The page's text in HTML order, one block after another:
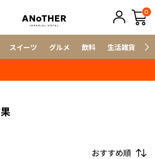
0
スイーツ グルメ 飲料 生活雑貨
おすすめ順